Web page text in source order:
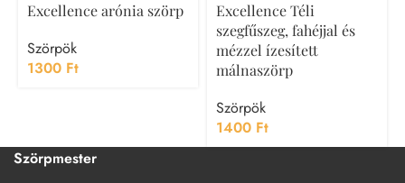
Excellence arónia szörp
Szörpök
1300 Ft
Excellence Téli
szegfűszeg, fahéjjal és
mézzel ízesített
málnaszörp
Szörpök
1400 Ft
Szörpmester